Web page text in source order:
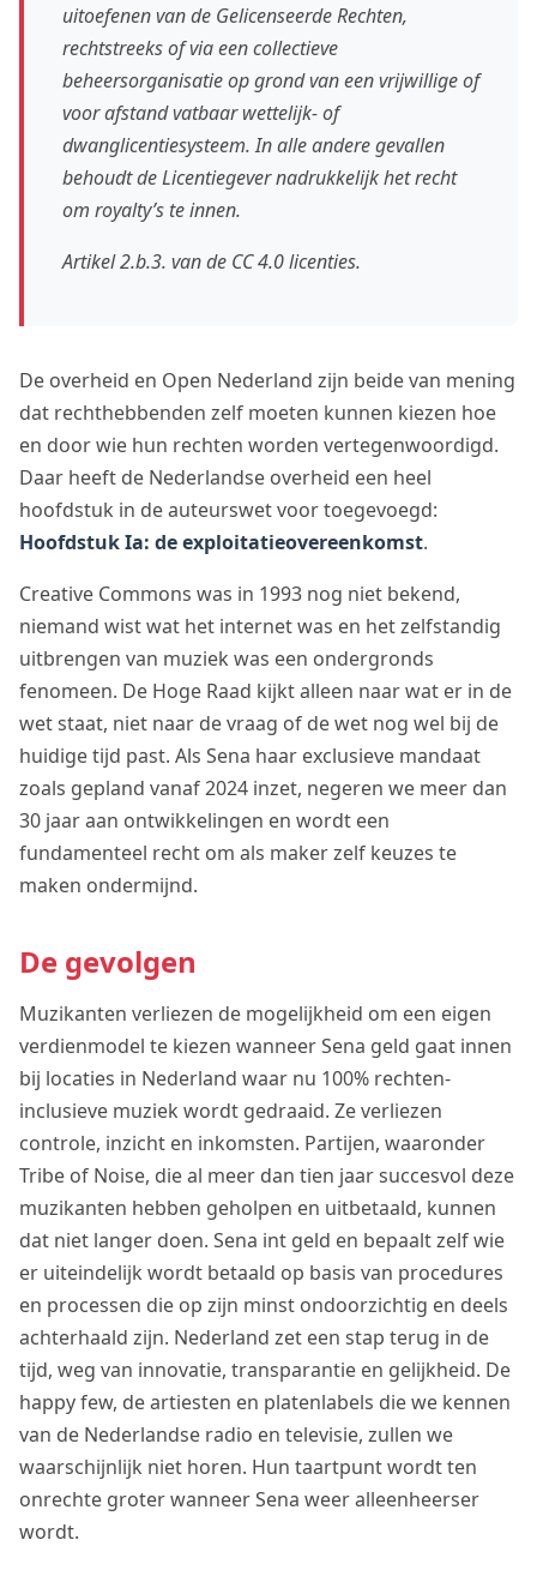
uitoefenen van de Gelicenseerde Rechten,
rechtstreeks of via een collectieve
beheersorganisatie op grond van een vrijwillige of
voor afstand vatbaar wettelijk- of
dwanglicentiesysteem. In alle andere gevallen
behoudt de Licentiegever nadrukkelijk het recht
om royalty’s te innen.
Artikel 2.b.3. van de CC 4.0 licenties.
De overheid en Open Nederland zijn beide van mening
dat rechthebbenden zelf moeten kunnen kiezen hoe
en door wie hun rechten worden vertegenwoordigd.
Daar heeft de Nederlandse overheid een heel
hoofdstuk in de auteurswet voor toegevoegd:
Hoofdstuk Ia: de exploitatieovereenkomst.
Creative Commons was in 1993 nog niet bekend,
niemand wist wat het internet was en het zelfstandig
uitbrengen van muziek was een ondergronds
fenomeen. De Hoge Raad kijkt alleen naar wat er in de
wet staat, niet naar de vraag of de wet nog wel bij de
huidige tijd past. Als Sena haar exclusieve mandaat
zoals gepland vanaf 2024 inzet, negeren we meer dan
30 jaar aan ontwikkelingen en wordt een
fundamenteel recht om als maker zelf keuzes te
maken ondermijnd.
De gevolgen
Muzikanten verliezen de mogelijkheid om een eigen
verdienmodel te kiezen wanneer Sena geld gaat innen
bij locaties in Nederland waar nu 100% rechten-
inclusieve muziek wordt gedraaid. Ze verliezen
controle, inzicht en inkomsten. Partijen, waaronder
Tribe of Noise, die al meer dan tien jaar succesvol deze
muzikanten hebben geholpen en uitbetaald, kunnen
dat niet langer doen. Sena int geld en bepaalt zelf wie
er uiteindelijk wordt betaald op basis van procedures
en processen die op zijn minst ondoorzichtig en deels
achterhaald zijn. Nederland zet een stap terug in de
tijd, weg van innovatie, transparantie en gelijkheid. De
happy few, de artiesten en platenlabels die we kennen
van de Nederlandse radio en televisie, zullen we
waarschijnlijk niet horen. Hun taartpunt wordt ten
onrechte groter wanneer Sena weer alleenheerser
wordt.